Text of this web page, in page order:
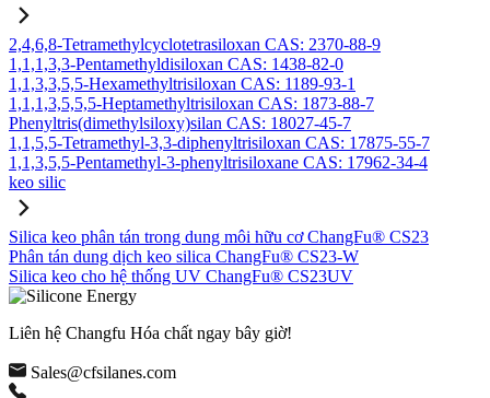
2,4,6,8-Tetramethylcyclotetrasiloxan CAS: 2370-88-9
1,1,1,3,3-Pentamethyldisiloxan CAS: 1438-82-0
1,1,3,3,5,5-Hexamethyltrisiloxan CAS: 1189-93-1
1,1,1,3,5,5,5-Heptamethyltrisiloxan CAS: 1873-88-7
Phenyltris(dimethylsiloxy)silan CAS: 18027-45-7
1,1,5,5-Tetramethyl-3,3-diphenyltrisiloxan CAS: 17875-55-7
1,1,3,5,5-Pentamethyl-3-phenyltrisiloxane CAS: 17962-34-4
keo silic
Silica keo phân tán trong dung môi hữu cơ ChangFu® CS23
Phân tán dung dịch keo silica ChangFu® CS23-W
Silica keo cho hệ thống UV ChangFu® CS23UV
Liên hệ Changfu Hóa chất ngay bây giờ!
Sales@cfsilanes.com